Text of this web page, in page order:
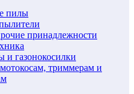
пилы
принадлежности
и газонокосилки
триммерам и